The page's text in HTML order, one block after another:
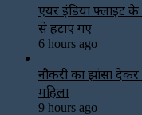
एयर इंडिया फ्लाइट के
से हटाए गए
6 hours ago
नौकरी का झांसा
महिला
9 hours ago